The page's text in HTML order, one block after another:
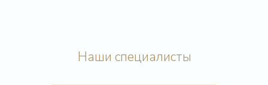
Наши специалисты